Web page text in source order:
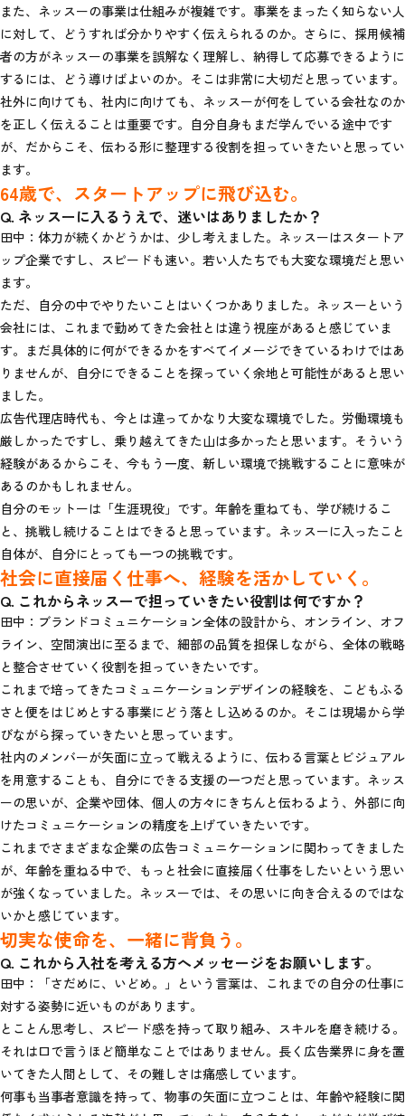
また、ネッスーの事業は仕組みが複雑です。事業をまったく知らない人
に対して、どうすれば分かりやすく伝えられるのか。さらに、採用候補
者の方がネッスーの事業を誤解なく理解し、納得して応募できるように
するには、どう導けばよいのか。そこは非常に大切だと思っています。
社外に向けても、社内に向けても、ネッスーが何をしている会社なのか
を正しく伝えることは重要です。自分自身もまだ学んでいる途中です
が、だからこそ、伝わる形に整理する役割を担っていきたいと思ってい
ます。
64歳で、スタートアップに飛び込む。
Q. ネッスーに入るうえで、迷いはありましたか？
田中：体力が続くかどうかは、少し考えました。ネッスーはスタートア
ップ企業ですし、スピードも速い。若い人たちでも大変な環境だと思い
ます。
ただ、自分の中でやりたいことはいくつかありました。ネッスーという
会社には、これまで勤めてきた会社とは違う視座があると感じていま
す。まだ具体的に何ができるかをすべてイメージできているわけではあ
りませんが、自分にできることを探っていく余地と可能性があると思い
ました。
広告代理店時代も、今とは違ってかなり大変な環境でした。労働環境も
厳しかったですし、乗り越えてきた山は多かったと思います。そういう
経験があるからこそ、今もう一度、新しい環境で挑戦することに意味が
あるのかもしれません。
自分のモットーは「生涯現役」です。年齢を重ねても、学び続けるこ
と、挑戦し続けることはできると思っています。ネッスーに入ったこと
自体が、自分にとっても一つの挑戦です。
社会に直接届く仕事へ、経験を活かしていく。
Q. これからネッスーで担っていきたい役割は何ですか？
田中：ブランドコミュニケーション全体の設計から、オンライン、オフ
ライン、空間演出に至るまで、細部の品質を担保しながら、全体の戦略
と整合させていく役割を担っていきたいです。
これまで培ってきたコミュニケーションデザインの経験を、こどもふる
さと便をはじめとする事業にどう落とし込めるのか。そこは現場から学
びながら探っていきたいと思っています。
社内のメンバーが矢面に立って戦えるように、伝わる言葉とビジュアル
を用意することも、自分にできる支援の一つだと思っています。ネッス
ーの思いが、企業や団体、個人の方々にきちんと伝わるよう、外部に向
けたコミュニケーションの精度を上げていきたいです。
これまでさまざまな企業の広告コミュニケーションに関わってきました
が、年齢を重ねる中で、もっと社会に直接届く仕事をしたいという思い
が強くなっていました。ネッスーでは、その思いに向き合えるのではな
いかと感じています。
切実な使命を、一緒に背負う。
Q. これから入社を考える方へメッセージをお願いします。
田中：「さだめに、いどめ。」という言葉は、これまでの自分の仕事に
対する姿勢に近いものがあります。
とことん思考し、スピード感を持って取り組み、スキルを磨き続ける。
それは口で言うほど簡単なことではありません。長く広告業界に身を置
いてきた人間として、その難しさは痛感しています。
何事も当事者意識を持って、物事の矢面に立つことは、年齢や経験に関